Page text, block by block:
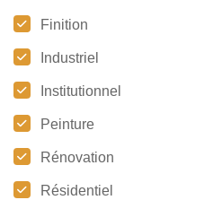
Finition
Industriel
Institutionnel
Peinture
Rénovation
Résidentiel